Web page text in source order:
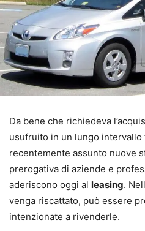
Da bene che richiedeva
usufruito in un lungo intervallo
recentemente assunto nuove
prerogativa di aziende e
aderiscono oggi al leasing.
venga riscattato, può essere
intenzionate a rivenderle.